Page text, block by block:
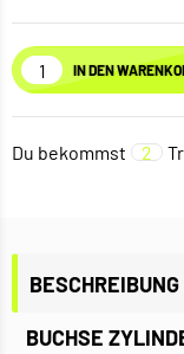
IN DEN
Du bekommst 2
BESCHREIBUNG
BUCHSE